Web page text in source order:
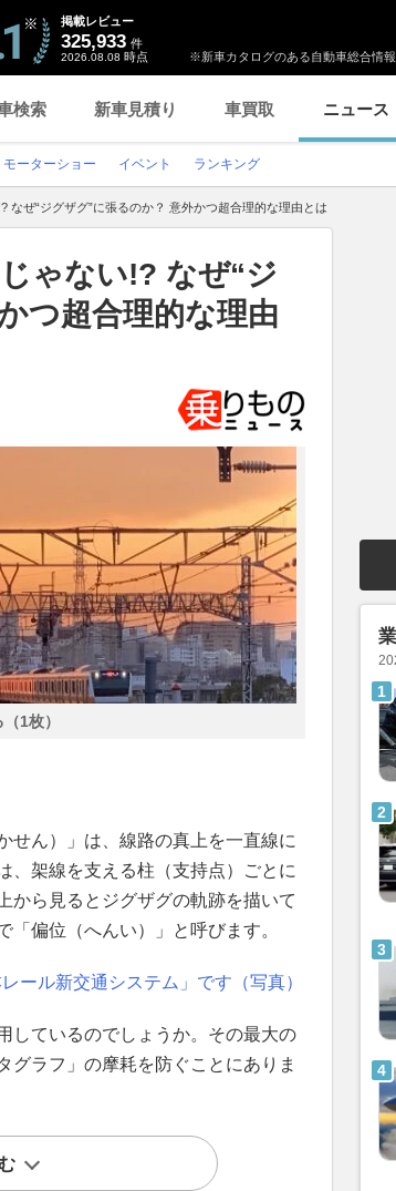
※新車カタログのある自動車総合情
掲載レビュー
325,933 件
2026.08.08 時点
検索 新車見積り 車買取 ニュース
モーターショー イベント ランキング
なぜ“ジグザグ”に張るのか？ 意外かつ超合理的な理由とは
ゃない!? なぜ“ジ
つ超合理的な理由
1枚）
せん）」は、線路の真上を一直線に
、架線を支える柱（支持点）ごとに
から見るとジグザグの軌跡を描いて
偏位（へんい）」と呼びます。
ール新交通システム」です（写真）
しているのでしょうか。その最大の
グラフ」の摩耗を防ぐことにありま